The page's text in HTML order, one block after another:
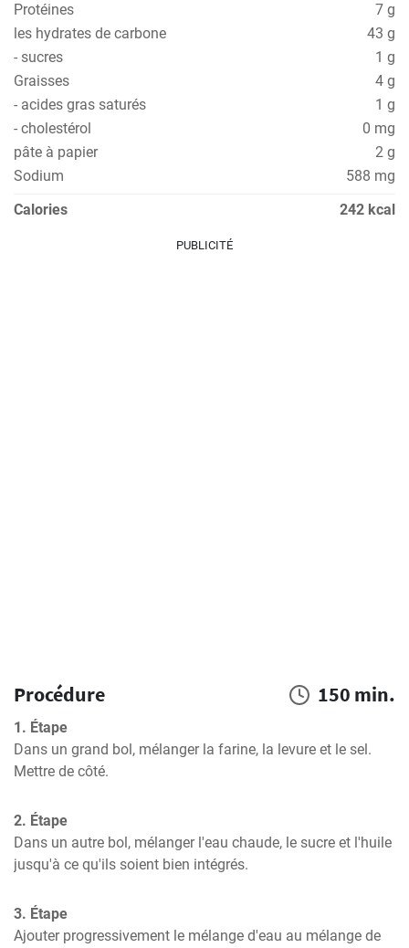
Protéines
7 g
les hydrates de carbone
43 g
- sucres
1 g
Graisses
4 g
- acides gras saturés
1 g
- cholestérol
0 mg
pâte à papier
2 g
Sodium
588 mg
Calories
242 kcal
PUBLICITÉ
Procédure 150 min.
1. Étape
Dans un grand bol, mélanger la farine, la levure et le sel.
Mettre de côté.
2. Étape
Dans un autre bol, mélanger l'eau chaude, le sucre et l'huile
jusqu'à ce qu'ils soient bien intégrés.
3. Étape
Ajouter progressivement le mélange d'eau au mélange de